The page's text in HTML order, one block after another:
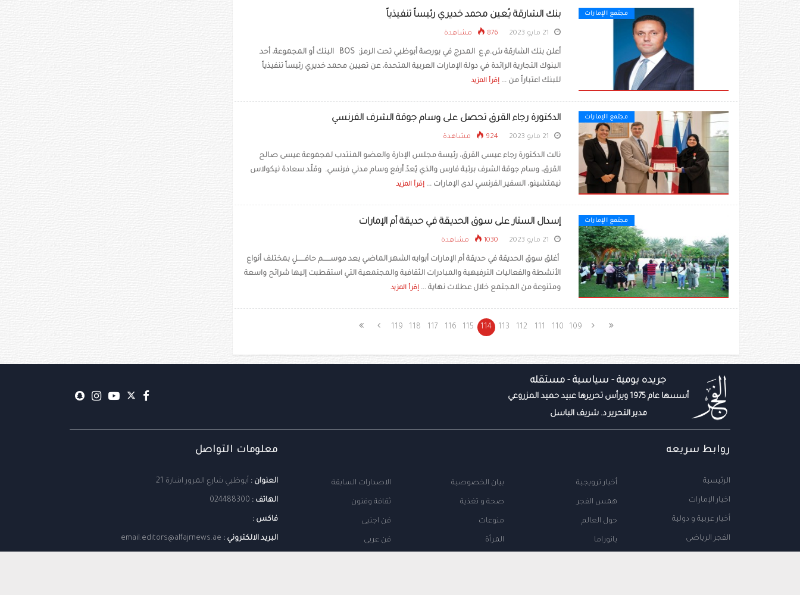
مجتمع الإمارات بنك الشارقة يُعين محمد خديري رئيساً تنفيذياً
876 مشاهدة
أعلن بنك الشارقة ش.م.ع المدرج في بورصة أبوظبي تحت الرمز: BOS البنك أو المجموعة، أحد
البنوك التجارية الرائدة في دولة الإمارات العربية المتحدة، عن تعيين محمد خديري رئيساً تنفيذياً
للبنك اعتباراً من ... إقرأ المزيد
مجتمع الإمارات الدكتورة رجاء القرق تحصل على وسام جوقة الشرف الفرنسي
924 مشاهدة
نالت الدكتورة رجاء عيسى القرق، رئيسة مجلس الإدارة والعضو المنتدب لمجموعة عيسى صالح
القرق، وسام جوقة الشرف برتبة فارس والذي يُعدّ أرفع وسام مدني فرنسي. وقلّد سعادة نيكولاس
نيمتشينو، السفير الفرنسي لدى الإمارات ... إقرأ المزيد
مجتمع الإمارات إسدال الستار على سوق الحديقة في حديقة أم الإمارات
1030 مشاهدة
أغلق سوق الحديقة في حديقة أم الإمارات أبوابه الشهر الماضي بعد موســــــم حافــــــلٍ بمختلف أنواع
الأنشطة والفعاليات الترفيهية والمبادرات الثقافية والمجتمعية التي استقطبت إليها شرائح واسعة
ومتنوعة من المجتمع خلال عطلات نهاية ... إقرأ المزيد
109
110
111
112
113
114
115
116
117
118
119
جريده يومية - سياسية - مستقله
أسسها عام 1975 ويرأس تحريرها عبيد حميد المزروعي
مدير التحرير د. شريف الباسل
روابط سريعه
الرئيسية
اخبار الإمارات
أخبار عربية و دولية
الفجر الرياضى
أخبار ترويجية
همس الفجر
حول العالم
بانوراما
بيان الخصوصية
صحة و تغذية
منوعات
المرأة
الاصدارات السابقة
ثقافة وفنون
فن اجنبى
فن عربى
معلومات التواصل
العنوان : أبوظبي شارع المرور اشارة 21
الهاتف : 024488300
فاكس :
البريد الالكتروني : email:editors@alfajrnews.ae